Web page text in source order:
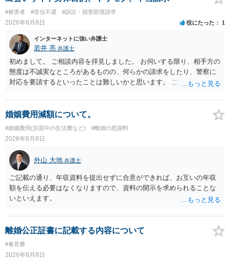
#被害者 #音信不通 #訴訟・損害賠償請求
2026年8月8日 役にたった 1
インターネットに強い弁護士
若井 亮 弁護士
初めまして。 ご相談内容を拝見しました。 お伺いする限り、相手方の
態度は不誠実なところがあるものの、何らかの請求をしたり、警察に
対応を要請するといったことは難しいかと思います。 ご参考になれば
婚姻費用減額について。
#婚姻費用(別居中の生活費など) #離婚の慰謝料
2026年8月8日
外山 大地 弁護士
ご記載の通り、年収資料を提出せずに合意ができれば、お互いの年収
額を伝える必要はなくなりますので、資料の開示を求められることな
いといえます。
離婚公正証書に記載する内容について
#養育費
2026年8月8日